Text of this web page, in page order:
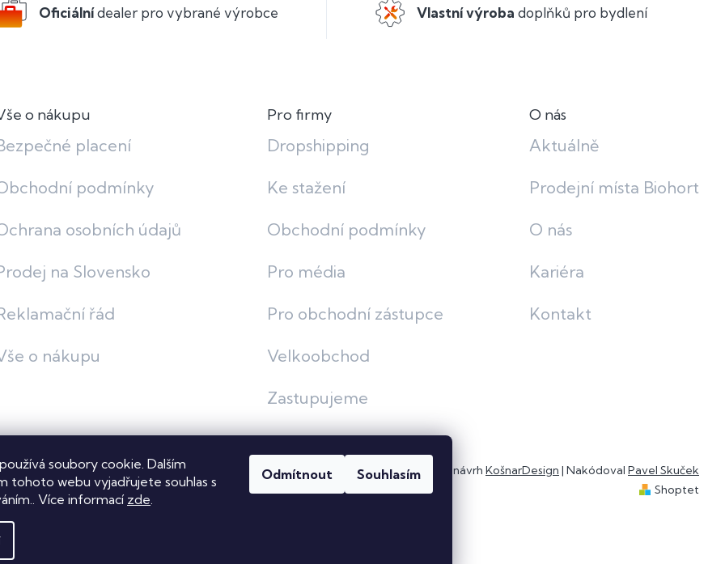
soubory cookie. Dalším
tohoto webu vyjadřujete souhlas s
Více informací zde.
Odmítnout Souhlasím
v
p
i
u
Oficiálnídealer pro vybrané výrobce Vlastní výroba doplňků pro bydlení
o nákupu
placení
podmínky
osobních údajů
na Slovensko
řád
o nákupu
Pro firmy
Dropshipping
Ke stažení
Obchodní podmínky
Pro média
Pro obchodní zástupce
Velkoobchod
Zastupujeme
O nás
Aktuálně
Prodejní místa Biohort
O nás
Kariéra
Kontakt
Grafický návrh KošnarDesign | Nakódoval Pavel Skuček
Shoptet
nastavení cookies